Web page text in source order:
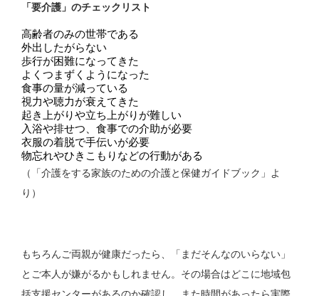
「要介護」のチェックリスト
高齢者のみの世帯である
外出したがらない
歩行が困難になってきた
よくつまずくようになった
食事の量が減っている
視力や聴力が衰えてきた
起き上がりや立ち上がりが難しい
入浴や排せつ、食事での介助が必要
衣服の着脱で手伝いが必要
物忘れやひきこもりなどの行動がある
（「介護をする家族のための介護と保健ガイドブック」よ
り）
もちろんご両親が健康だったら、「まだそんなのいらない」
とご本人が嫌がるかもしれません。その場合はどこに地域包
括支援センターがあるのか確認し、また時間があったら実際